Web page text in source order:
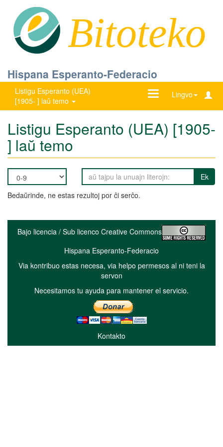
Bitoteko
Hispana Esperanto-Federacio
Listigu Esperanto (UEA)
[1905- ] laŭ temo
Lingvo
Ŝanĝu
Listigu Esperanto (UEA) [1905-
] laŭ temo
Ek
Bedaŭrinde, ne estas rezultoj por ĉi serĉo.
Bajo licencia / Sub licenco Creative Commons
Hispana Esperanto-Federacio
Via kontribuo estas necesa, via helpo permesos al ni teni la
servon
Necesitamos tu ayuda para mantener el servicio.
Kontakto